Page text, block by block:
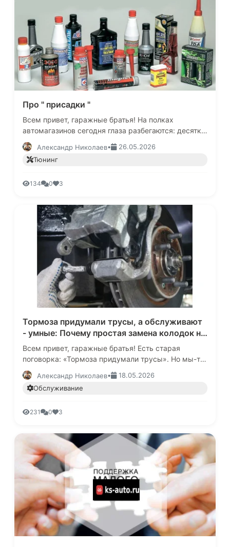
Про " присадки "
Всем привет, гаражные братья! На полках
автомагазинов сегодня глаза разбегаются: десятки
разноцветных флакончиков с громкими
обещаниями - «восстановит износ», «…
Александр Николаев•
26.05.2026
Тюнинг
134 0 3
Тормоза придумали трусы, а обслуживают
- умные: Почему простая замена колодок не
спасет вас от аварии
Всем привет, гаражные братья! Есть старая
поговорка: «Тормоза придумали трусы». Но мы-то
с вами знаем, что остановить полторы тонны
разогнавшегося железа - это …
Александр Николаев•
18.05.2026
Обслуживание
231 0 3